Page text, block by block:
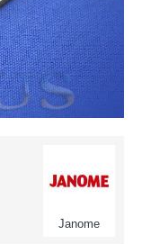
Janome